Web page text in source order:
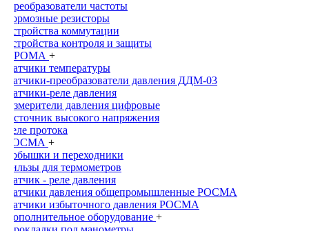
Преобразователи частоты
Тормозные резисторы
Устройства коммутации
Устройства контроля и защиты
ПРОМА +
Датчики температуры
Датчики-преобразователи давления ДДМ-03
Датчики-реле давления
Измерители давления цифровые
Источник высокого напряжения
Реле протока
РОСМА +
Бобышки и переходники
Гильзы для термометров
Датчик - реле давления
Датчики давления общепромышленныe РОСМА
Датчики избыточного давления РОСМА
Дополнительное оборудование +